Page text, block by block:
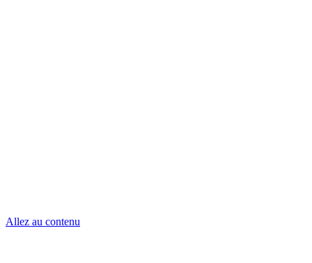
Allez au contenu